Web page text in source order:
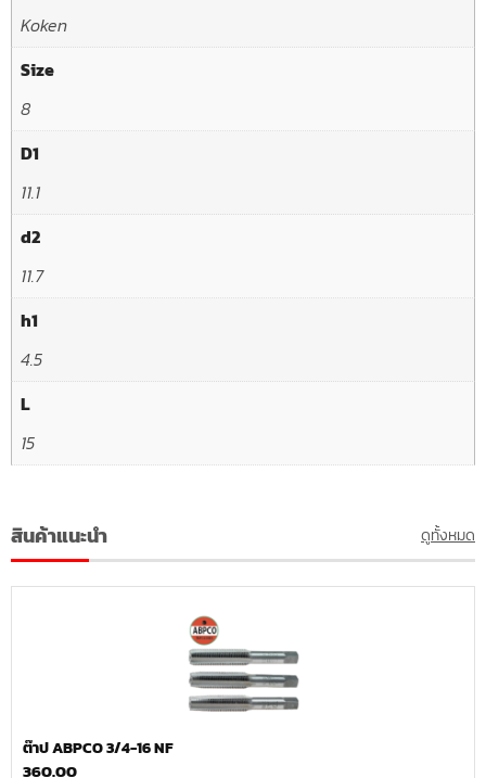
Koken
Size
8
D1
11.1
d2
11.7
h1
4.5
L
15
สินค้าแนะนำ ดูทั้งหมด
ต๊าป ABPCO 3/4-16 NF
360.00